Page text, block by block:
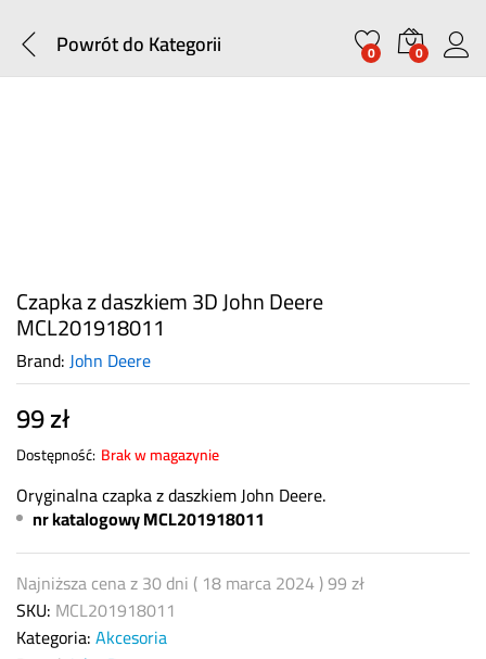
Powrót doKategorii 0 0
Czapka z daszkiem 3D John Deere
MCL201918011
Brand:John Deere
99zł
Dostępność: Brak w magazynie
Oryginalna czapka z daszkiem John Deere.
nr katalogowy MCL201918011
Najniższa cena z 30 dni ( 18 marca 2024)99zł
SKU: MCL201918011
Kategoria:Akcesoria